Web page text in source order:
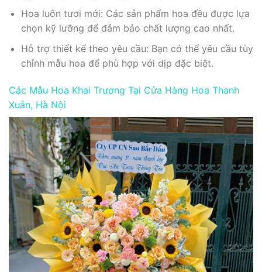
Hoa luôn tươi mới: Các sản phẩm hoa đều được lựa
chọn kỹ lưỡng để đảm bảo chất lượng cao nhất.
Hỗ trợ thiết kế theo yêu cầu: Bạn có thể yêu cầu tùy
chỉnh mẫu hoa để phù hợp với dịp đặc biệt.
Các Mẫu Hoa Khai Trương Tại Cửa Hàng Hoa Thanh
Xuân, Hà Nội